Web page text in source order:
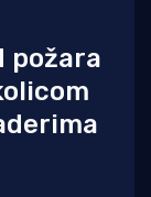
požara